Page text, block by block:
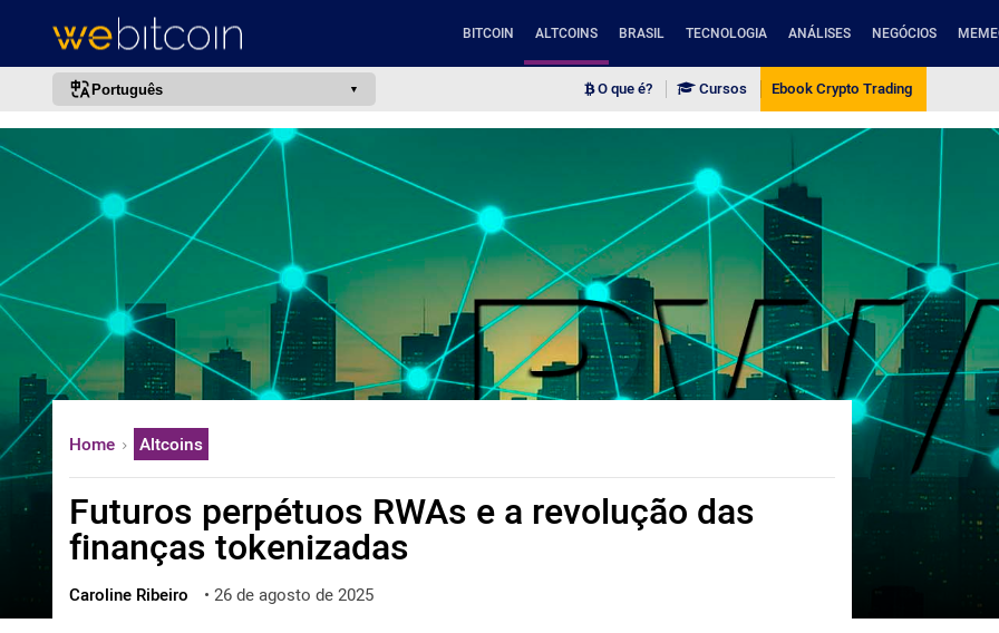
BITCOIN ALTCOINS BRASIL TECNOLOGIA ANÁLISES NEGÓCIOS
Português
español
italiano
deutsch
日本語
中文
한국어
العربية
ไทย
ქართული
O que é? Cursos Ebook Crypto Trading
Home Altcoins
Futuros perpétuos RWAs e a revolução das
finanças tokenizadas
Caroline Ribeiro • 26 de agosto de 2025